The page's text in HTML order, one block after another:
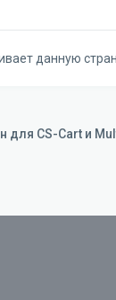
данную
для CS-Cart и